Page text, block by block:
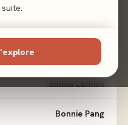
Emma Larkins
Bonnie Pang